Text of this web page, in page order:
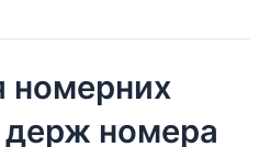
держ номера